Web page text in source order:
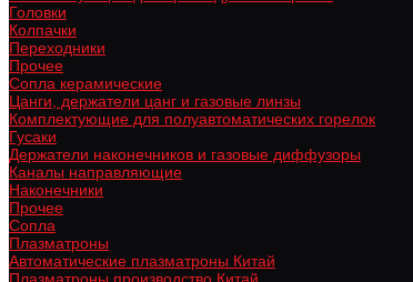
Головки
Колпачки
Переходники
Прочее
Сопла керамические
Цанги, держатели цанг и газовые линзы
Комплектующие для полуавтоматических горелок
Гусаки
Держатели наконечников и газовые диффузоры
Каналы направляющие
Наконечники
Прочее
Сопла
Плазматроны
Автоматические плазматроны Китай